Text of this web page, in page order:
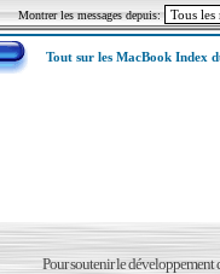
Montrer les messages depuis:
Tout sur les MacBook Index
Pour soutenir le développement